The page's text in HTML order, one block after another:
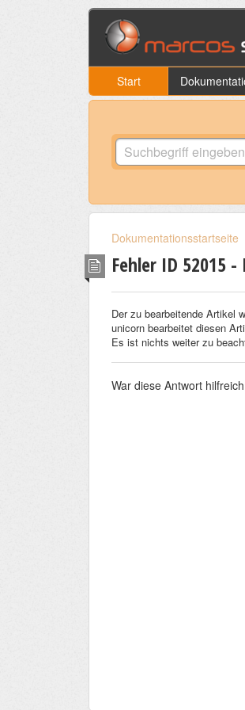
Start
Dokumentationsstartseite
Fehler ID 52015
Der zu bearbeitende Artikel
unicorn bearbeitet diesen
Es ist nichts weiter zu
War diese Antwort